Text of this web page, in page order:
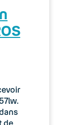
de